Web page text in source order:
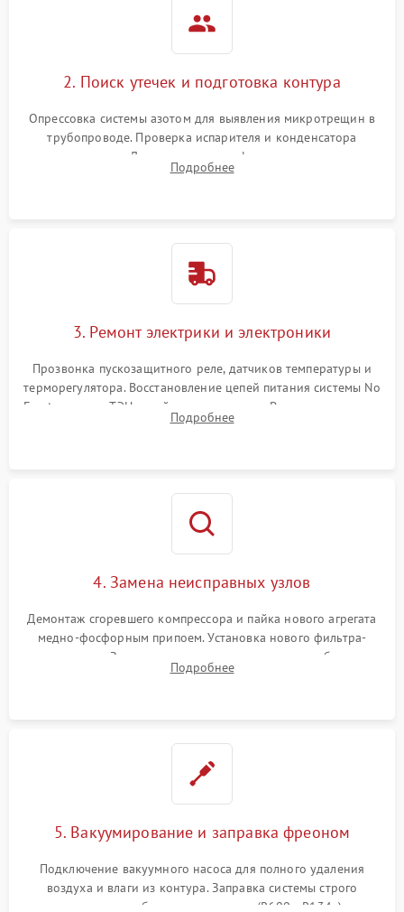
2. Поиск утечек и подготовка контура
Опрессовка системы азотом для выявления микротрещин в
трубопроводе. Проверка испарителя и конденсатора
течеискателем. Демонтаж старого фильтра-осушителя и
продувка капиллярной трубки для устранения засоров.
Подробнее
3. Ремонт электрики и электроники
Прозвонка пускозащитного реле, датчиков температуры и
терморегулятора. Восстановление цепей питания системы No
Frost, включая ТЭН оттайки и вентилятор. Ремонт или замена
платы управления при сбоях алгоритмов.
Подробнее
4. Замена неисправных узлов
Демонтаж сгоревшего компрессора и пайка нового агрегата
медно-фосфорным припоем. Установка нового фильтра-
осушителя. Замена изношенных вентиляторов обдува,
сломанных заслонок или поврежденных дверных петель.
Подробнее
5. Вакуумирование и заправка фреоном
Подключение вакуумного насоса для полного удаления
воздуха и влаги из контура. Заправка системы строго
дозированным объемом хладагента (R600a, R134a) по